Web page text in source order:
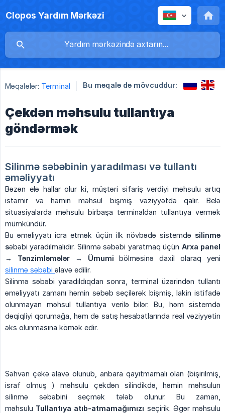
Clopos Yardım Mərkəzi
Məqalələr: Terminal Bu məqalə də mövcuddur:
Çekdən məhsulu tullantıya
göndərmək
Silinmə səbəbinin yaradılması və tullantı
əməliyyatı
Bəzən elə hallar olur ki, müştəri sifariş verdiyi məhsulu artıq
istəmir və həmin məhsul bişmiş vəziyyətdə qalır. Belə
situasiyalarda məhsulu birbaşa terminaldan tullantıya vermək
mümkündür.
Bu əməliyyatı icra etmək üçün ilk növbədə sistemdə silinmə
səbəbi yaradılmalıdır. Silinmə səbəbi yaratmaq üçün Arxa panel
→ Tənzimləmələr → Ümumi bölməsinə daxil olaraq yeni
silinmə səbəbi əlavə edilir.
Silinmə səbəbi yaradıldıqdan sonra, terminal üzərindən tullantı
əməliyyatı zamanı həmin səbəb seçilərək bişmiş, lakin istifadə
olunmayan məhsul tullantıya verilə bilər. Bu, həm sistemdə
dəqiqliyi qorumağa, həm də satış hesabatlarında real vəziyyətin
əks olunmasına kömək edir.
Səhvən çekə əlavə olunub, anbara qayıtmamalı olan (bişirilmiş,
israf olmuş ) məhsulu çekdən silindikdə, həmin məhsulun
silinmə səbəbini seçmək tələb olunur. Bu zaman,
məhsulu Tullantıya atıb-atmamağımızı seçirik. Əgər məhsulu